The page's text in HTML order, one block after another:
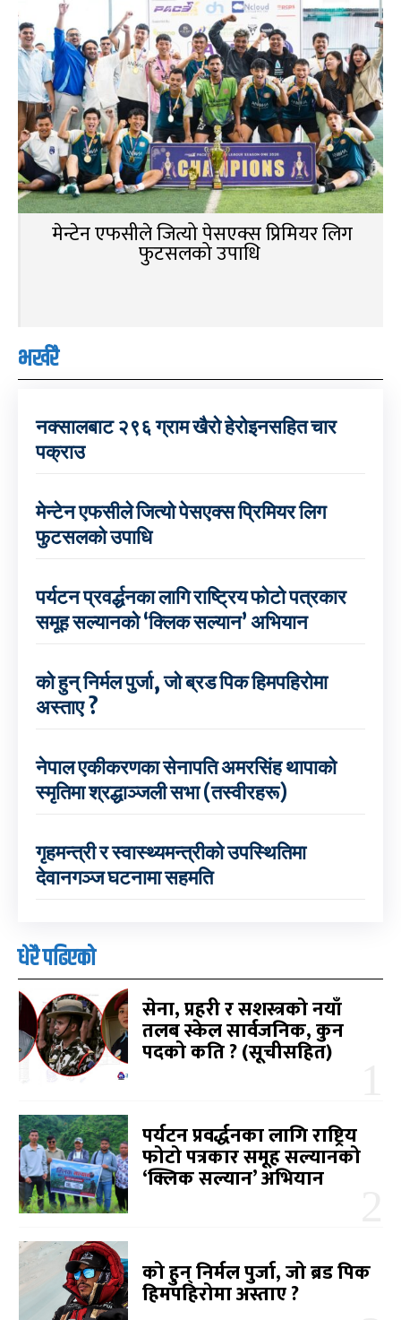
मेन्टेन एफसीले जित्यो पेसएक्स प्रिमियर लिग
फुटसलको उपाधि
भर्खरै
नक्सालबाट २९६ ग्राम खैरो हेरोइनसहित चार
पक्राउ
मेन्टेन एफसीले जित्यो पेसएक्स प्रिमियर लिग
फुटसलको उपाधि
पर्यटन प्रवर्द्धनका लागि राष्ट्रिय फोटो पत्रकार
समूह सल्यानको ‘क्लिक सल्यान’ अभियान
को हुन् निर्मल पुर्जा, जो ब्रड पिक हिमपहिरोमा
अस्ताए ?
नेपाल एकीकरणका सेनापति अमरसिंह थापाको
स्मृतिमा श्रद्धाञ्जली सभा (तस्वीरहरू)
गृहमन्त्री र स्वास्थ्यमन्त्रीको उपस्थितिमा
देवानगञ्ज घटनामा सहमति
धेरै पढिएको
सेना, प्रहरी र सशस्त्रको नयाँ
तलब स्केल सार्वजनिक, कुन
पदको कति ? (सूचीसहित)
पर्यटन प्रवर्द्धनका लागि राष्ट्रिय
फोटो पत्रकार समूह सल्यानको
‘क्लिक सल्यान’ अभियान
को हुन् निर्मल पुर्जा, जो ब्रड पिक
हिमपहिरोमा अस्ताए ?